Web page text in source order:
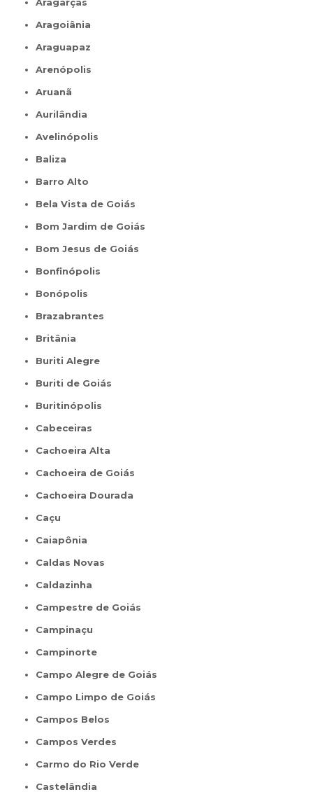
Aragarças
Aragoiânia
Araguapaz
Arenópolis
Aruanã
Aurilândia
Avelinópolis
Baliza
Barro Alto
Bela Vista de Goiás
Bom Jardim de Goiás
Bom Jesus de Goiás
Bonfinópolis
Bonópolis
Brazabrantes
Britânia
Buriti Alegre
Buriti de Goiás
Buritinópolis
Cabeceiras
Cachoeira Alta
Cachoeira de Goiás
Cachoeira Dourada
Caçu
Caiapônia
Caldas Novas
Caldazinha
Campestre de Goiás
Campinaçu
Campinorte
Campo Alegre de Goiás
Campo Limpo de Goiás
Campos Belos
Campos Verdes
Carmo do Rio Verde
Castelândia